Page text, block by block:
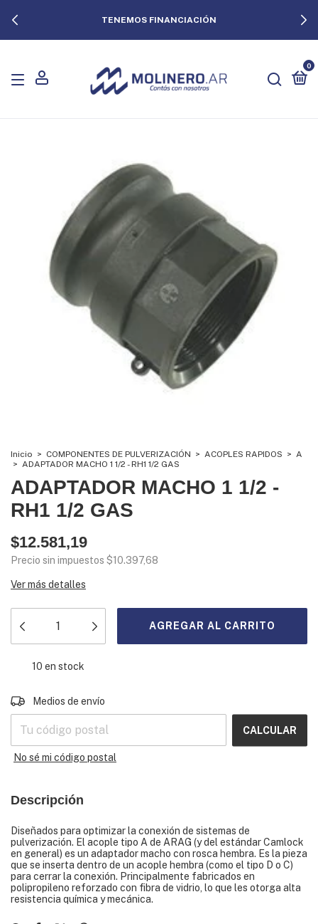
TENEMOS FINANCIACIÓN
0
Inicio > COMPONENTES DE PULVERIZACIÓN > ACOPLES RAPIDOS > A
> ADAPTADOR MACHO 1 1/2 - RH1 1/2 GAS
ADAPTADOR MACHO 1 1/2 -
RH1 1/2 GAS
$12.581,19
Precio sin impuestos $10.397,68
Ver más detalles
10 en stock
Entregas para el CP:
Medios de envío
CALCULAR
No sé mi código postal
Descripción
Diseñados para optimizar la conexión de sistemas de
pulverización. El acople tipo A de ARAG (y del estándar Camlock
en general) es un adaptador macho con rosca hembra. Es la pieza
que se inserta dentro de un acople hembra (como el tipo D o C)
para cerrar la conexión. Principalmente fabricados en
polipropileno reforzado con fibra de vidrio, lo que les otorga alta
resistencia química y mecánica.